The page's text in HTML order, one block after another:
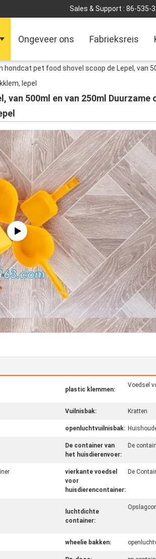
Sales & Support : 86-535-
Ongeveer ons Fabrieksreis
hondcat pet food shovel scoop de Lepel, van
lepel
500ml en van 250ml
plastic klemmen:
Voedsel
Vuilnisbak: Kratten
openluchtvuilnisbak:
De container van
het huisdierenvoer:
De
vierkante voedsel
voor
huisdierencontainer:
De
luchtdichte
container:
wheelie bakken: